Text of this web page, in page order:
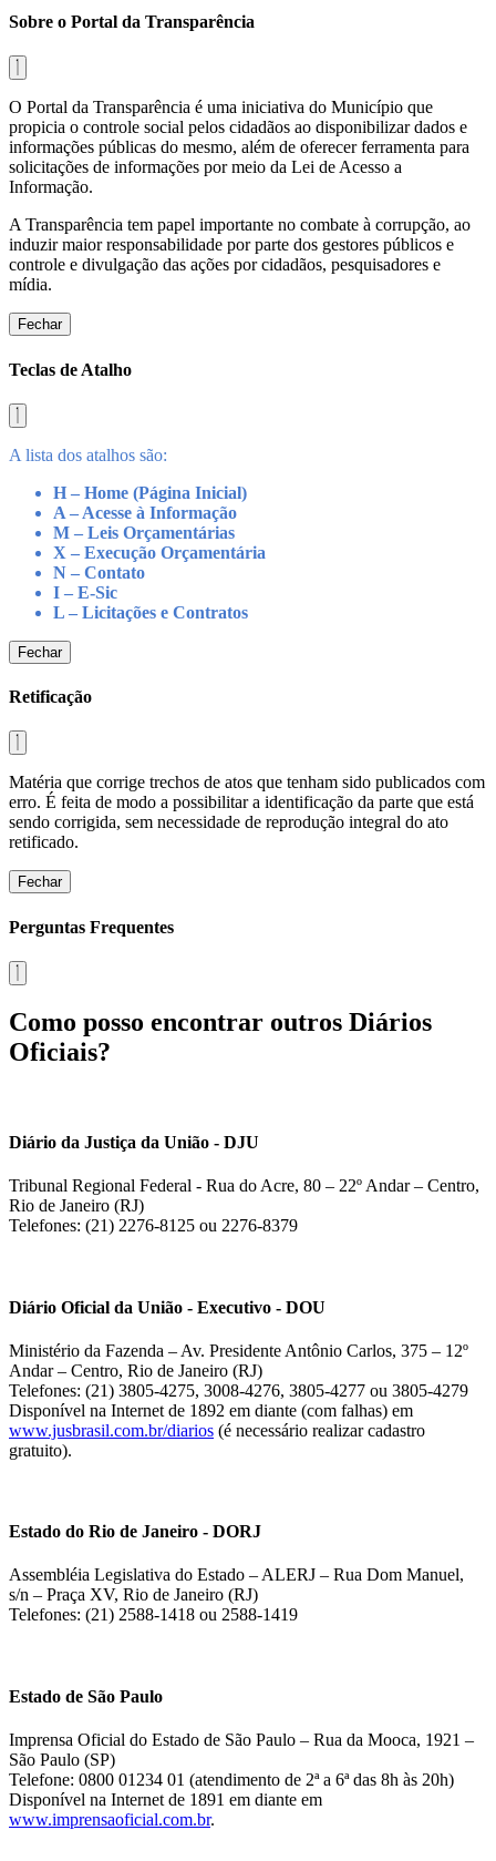
Sobre o Portal da Transparência
O Portal da Transparência é uma iniciativa do Município que
propicia o controle social pelos cidadãos ao disponibilizar dados e
informações públicas do mesmo, além de oferecer ferramenta para
solicitações de informações por meio da Lei de Acesso a
Informação.
A Transparência tem papel importante no combate à corrupção, ao
induzir maior responsabilidade por parte dos gestores públicos e
controle e divulgação das ações por cidadãos, pesquisadores e
mídia.
Fechar
Teclas de Atalho
A lista dos atalhos são:
H – Home (Página Inicial)
A – Acesse à Informação
M – Leis Orçamentárias
X – Execução Orçamentária
N – Contato
I – E-Sic
L – Licitações e Contratos
Fechar
Retificação
Matéria que corrige trechos de atos que tenham sido publicados com
erro. É feita de modo a possibilitar a identificação da parte que está
sendo corrigida, sem necessidade de reprodução integral do ato
retificado.
Fechar
Perguntas Frequentes
Como posso encontrar outros Diários
Oficiais?
Diário da Justiça da União - DJU
Tribunal Regional Federal - Rua do Acre, 80 – 22º Andar – Centro,
Rio de Janeiro (RJ)
Telefones: (21) 2276-8125 ou 2276-8379
Diário Oficial da União - Executivo - DOU
Ministério da Fazenda – Av. Presidente Antônio Carlos, 375 – 12º
Andar – Centro, Rio de Janeiro (RJ)
Telefones: (21) 3805-4275, 3008-4276, 3805-4277 ou 3805-4279
Disponível na Internet de 1892 em diante (com falhas) em
www.jusbrasil.com.br/diarios (é necessário realizar cadastro
gratuito).
Estado do Rio de Janeiro - DORJ
Assembléia Legislativa do Estado – ALERJ – Rua Dom Manuel,
s/n – Praça XV, Rio de Janeiro (RJ)
Telefones: (21) 2588-1418 ou 2588-1419
Estado de São Paulo
Imprensa Oficial do Estado de São Paulo – Rua da Mooca, 1921 –
São Paulo (SP)
Telefone: 0800 01234 01 (atendimento de 2ª a 6ª das 8h às 20h)
Disponível na Internet de 1891 em diante em
www.imprensaoficial.com.br.